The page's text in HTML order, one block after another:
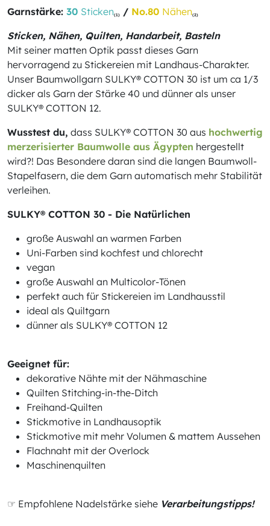
Garnstärke: 30 Sticken(1) / No.80 Nähen(2)
Sticken, Nähen, Quilten, Handarbeit, Basteln
Mit seiner matten Optik passt dieses Garn
hervorragend zu Stickereien mit Landhaus-Charakter.
Unser Baumwollgarn SULKY® COTTON 30 ist um ca 1/3
dicker als Garn der Stärke 40 und dünner als unser
SULKY® COTTON 12.
Wusstest du, dass SULKY® COTTON 30 aus hochwertig
merzerisierter Baumwolle aus Ägypten hergestellt
wird?! Das Besondere daran sind die langen Baumwoll-
Stapelfasern, die dem Garn automatisch mehr Stabilität
verleihen.
SULKY® COTTON 30 - Die Natürlichen
große Auswahl an warmen Farben
Uni-Farben sind kochfest und chlorecht
vegan
große Auswahl an Multicolor-Tönen
perfekt auch für Stickereien im Landhausstil
ideal als Quiltgarn
dünner als SULKY® COTTON 12
Geeignet für:
dekorative Nähte mit der Nähmaschine
Quilten Stitching-in-the-Ditch
Freihand-Quilten
Stickmotive in Landhausoptik
Stickmotive mit mehr Volumen & mattem Aussehen
Flachnaht mit der Overlock
Maschinenquilten
☞ Empfohlene Nadelstärke siehe Verarbeitungstipps!